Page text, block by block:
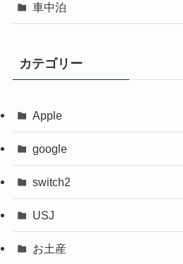
車中泊
カテゴリー
Apple
google
switch2
USJ
お土産